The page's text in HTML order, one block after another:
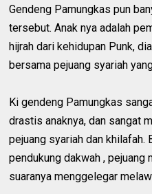
Gendeng Pamungkas pun
tersebut. Anak nya adalah
hijrah dari kehidupan Punk,
bersama pejuang syariah
Ki gendeng Pamungkas
drastis anaknya, dan sangat
pejuang syariah dan khilafah.
pendukung dakwah , pejuang
suaranya menggelegar